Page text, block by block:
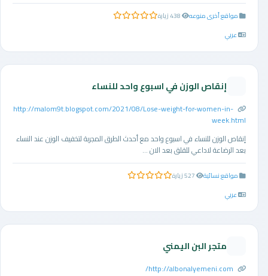
مواقع أخرى منوعه 0.0 من 5 نجوم
عربي
إنقاص الوزن في اسبوع واحد للنساء
http://malom9t.blogspot.com/2021/08/Lose-weight-for-women-in-
week.html
إنقاص الوزن للنساء في اسبوع واحد مع أحدث الطرق المجربة لتخفيف الوزن عند النساء
بعد الرضاعة لاداعي للقلق بعد الان ...
مواقع نسائية 0.0 من 5 نجوم
عربي
متجر البن اليمني
http://albonalyemeni.com/